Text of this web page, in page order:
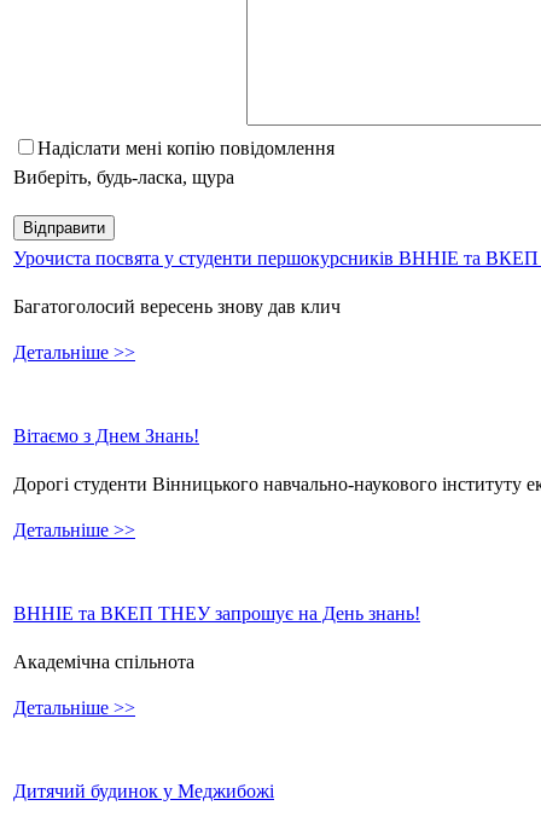
Надіслати мені копію повідомлення
Виберіть, будь-ласка, щура
Урочиста посвята у студенти першокурсників ВННІЕ та
Багатоголосий вересень знову дав клич
Детальніше >>
Вітаємо з Днем Знань!
Дорогі студенти Вінницького навчально-наукового інституту
Детальніше >>
ВННІЕ та ВКЕП ТНЕУ запрошує на День знань!
Академічна спільнота
Детальніше >>
Дитячий будинок у Меджибожі